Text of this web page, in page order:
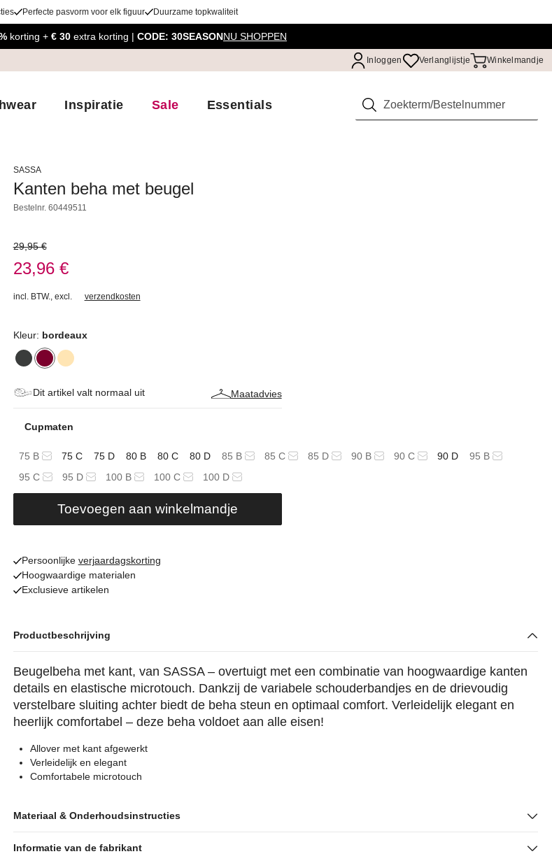
Perfecte pasvorm voor elk figuur Duurzame topkwaliteit
korting + € 30 extra korting | CODE: 30SEASONNU SHOPPEN
Inloggen Verlanglijstje Winkelmandje
Inspiratie Sale Essentials Zoeken
SASSA
Kanten beha met beugel
Bestelnr. 60449511
29,95 €
23,96 €
incl. BTW., excl. verzendkosten
Kleur: bordeaux
Dit artikel valt normaal uit Maatadvies
Cupmaten
75 B 75 C 75 D 80 B 80 C 80 D 85 B 85 C 85 D 90 B 90 C 90 D
95 B
95 C
95 D 100 B 100 C 100 D
Toevoegen aan winkelmandje
Persoonlijke verjaardagskorting
Hoogwaardige materialen
Exclusieve artikelen
Productbeschrijving
Beugelbeha met kant, van SASSA – overtuigt met een combinatie van hoogwaardige kanten
details en elastische microtouch. Dankzij de variabele schouderbandjes en de drievoudig
verstelbare sluiting achter biedt de beha steun en optimaal comfort. Verleidelijk elegant en
heerlijk comfortabel – deze beha voldoet aan alle eisen!
Allover met kant afgewerkt
Verleidelijk en elegant
Comfortabele microtouch
Materiaal & Onderhoudsinstructies
Informatie van de fabrikant